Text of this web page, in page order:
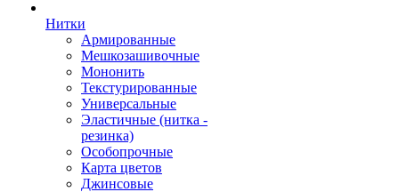
Нитки
Армированные
Мешкозашивочные
Мононить
Текстурированные
Универсальные
Эластичные (нитка -
резинка)
Особопрочные
Карта цветов
Джинсовые